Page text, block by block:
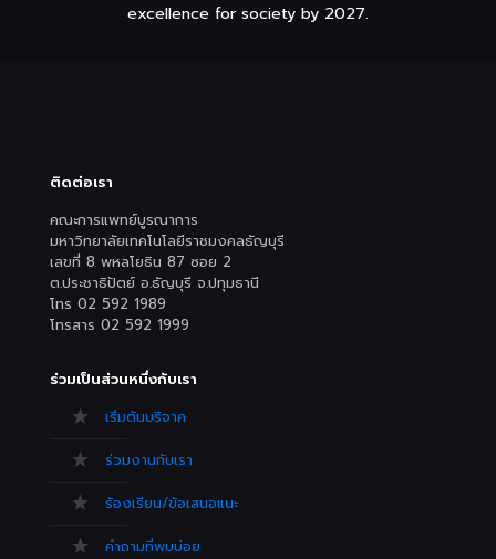
excellence for society by 2027.
ติดต่อเรา
คณะการแพทย์บูรณาการ
มหาวิทยาลัยเทคโนโลยีราชมงคลธัญบุรี
เลขที่ 8 พหลโยธิน 87 ซอย 2
ต.ประชาธิปัตย์ อ.ธัญบุรี จ.ปทุมธานี
โทร 02 592 1989
โทรสาร 02 592 1999
ร่วมเป็นส่วนหนึ่งกับเรา
เริ่มต้นบริจาค
ร่วมงานกับเรา
ร้องเรียน/ข้อเสนอแนะ
คำถามที่พบบ่อย